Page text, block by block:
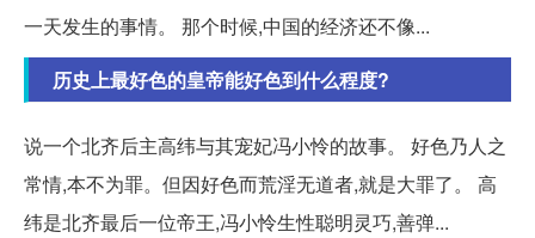
一天发生的事情。 那个时候,中国的经济还不像...
历史上最好色的皇帝能好色到什么程度?
说一个北齐后主高纬与其宠妃冯小怜的故事。 好色乃人之
常情,本不为罪。但因好色而荒淫无道者,就是大罪了。 高
纬是北齐最后一位帝王,冯小怜生性聪明灵巧,善弹...